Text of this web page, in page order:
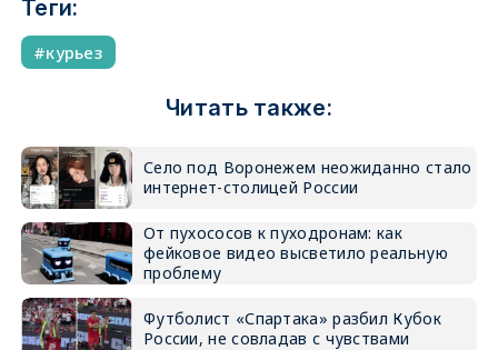
Теги:
курьез
Читать также:
Село под Воронежем неожиданно стало
интернет-столицей России
От пухососов к пуходронам: как
фейковое видео высветило реальную
проблему
Футболист «Спартака» разбил Кубок
России, не совладав с чувствами